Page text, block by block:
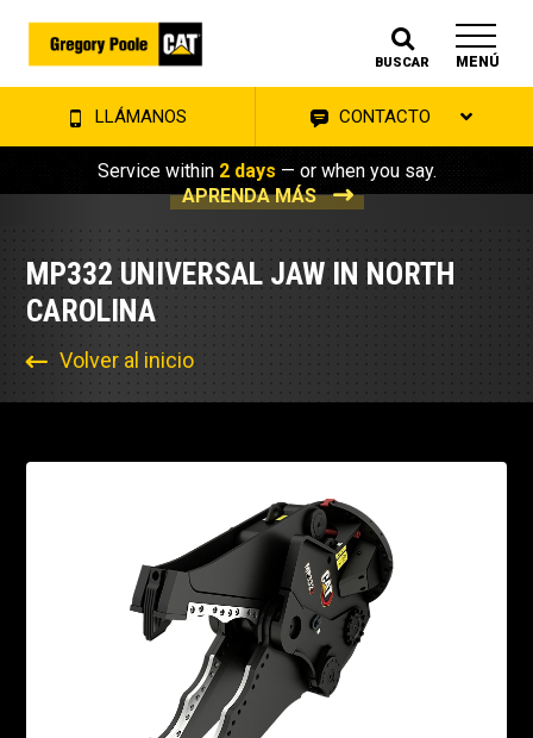
BUSCAR MENÚ
LLÁMANOS CONTACTO
Service within 2 days — or when you say.
APRENDA MÁS
MP332 UNIVERSAL JAW IN NORTH
CAROLINA
Volver al inicio